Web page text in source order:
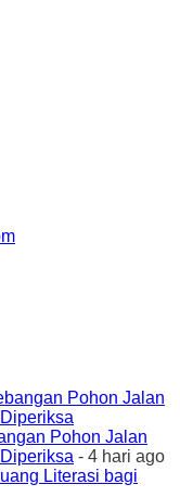
Pohon Jalan
- 4 hari ago